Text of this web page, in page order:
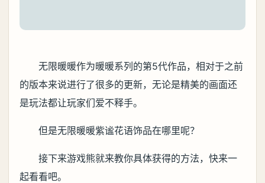
无限暖暖作为暖暖系列的第5代作品，相对于之前
的版本来说进行了很多的更新，无论是精美的画面还
是玩法都让玩家们爱不释手。
但是无限暖暖紫谧花语饰品在哪里呢？
接下来游戏熊就来教你具体获得的方法，快来一
起看看吧。